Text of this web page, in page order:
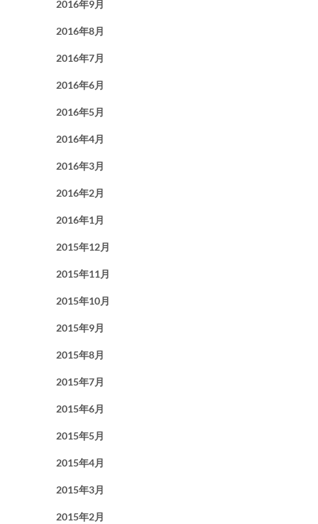
2016年9月
2016年8月
2016年7月
2016年6月
2016年5月
2016年4月
2016年3月
2016年2月
2016年1月
2015年12月
2015年11月
2015年10月
2015年9月
2015年8月
2015年7月
2015年6月
2015年5月
2015年4月
2015年3月
2015年2月